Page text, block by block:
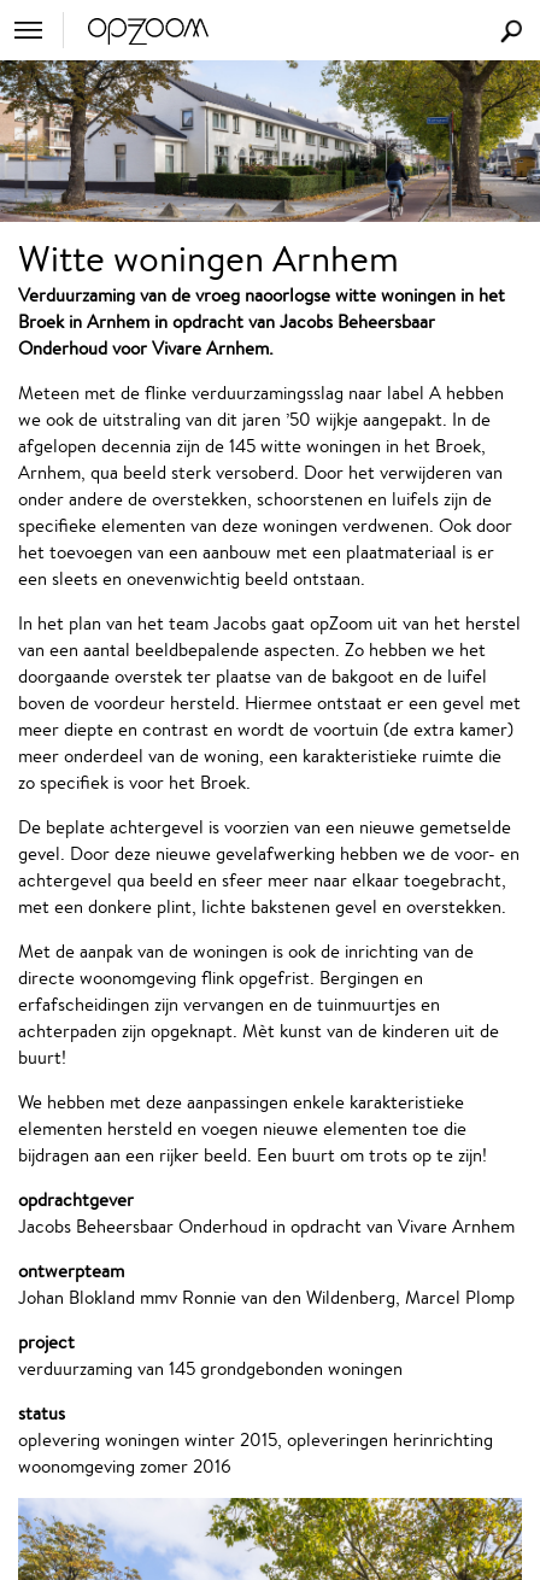
Witte woningen Arnhem
Verduurzaming van de vroeg naoorlogse witte woningen in het
Broek in Arnhem in opdracht van Jacobs Beheersbaar
Onderhoud voor Vivare Arnhem.
Meteen met de flinke verduurzamingsslag naar label A hebben
we ook de uitstraling van dit jaren ’50 wijkje aangepakt. In de
afgelopen decennia zijn de 145 witte woningen in het Broek,
Arnhem, qua beeld sterk versoberd. Door het verwijderen van
onder andere de overstekken, schoorstenen en luifels zijn de
specifieke elementen van deze woningen verdwenen. Ook door
het toevoegen van een aanbouw met een plaatmateriaal is er
een sleets en onevenwichtig beeld ontstaan.
In het plan van het team Jacobs gaat opZoom uit van het herstel
van een aantal beeldbepalende aspecten. Zo hebben we het
doorgaande overstek ter plaatse van de bakgoot en de luifel
boven de voordeur hersteld. Hiermee ontstaat er een gevel met
meer diepte en contrast en wordt de voortuin (de extra kamer)
meer onderdeel van de woning, een karakteristieke ruimte die
zo specifiek is voor het Broek.
De beplate achtergevel is voorzien van een nieuwe gemetselde
gevel. Door deze nieuwe gevelafwerking hebben we de voor- en
achtergevel qua beeld en sfeer meer naar elkaar toegebracht,
met een donkere plint, lichte bakstenen gevel en overstekken.
Met de aanpak van de woningen is ook de inrichting van de
directe woonomgeving flink opgefrist. Bergingen en
erfafscheidingen zijn vervangen en de tuinmuurtjes en
achterpaden zijn opgeknapt. Mèt kunst van de kinderen uit de
buurt!
We hebben met deze aanpassingen enkele karakteristieke
elementen hersteld en voegen nieuwe elementen toe die
bijdragen aan een rijker beeld. Een buurt om trots op te zijn!
opdrachtgever
Jacobs Beheersbaar Onderhoud in opdracht van Vivare Arnhem
ontwerpteam
Johan Blokland mmv Ronnie van den Wildenberg, Marcel Plomp
project
verduurzaming van 145 grondgebonden woningen
status
oplevering woningen winter 2015, opleveringen herinrichting
woonomgeving zomer 2016